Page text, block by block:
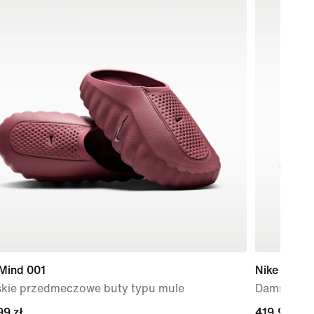
001
przedmeczowe buty typu mule
Nike
Damskie